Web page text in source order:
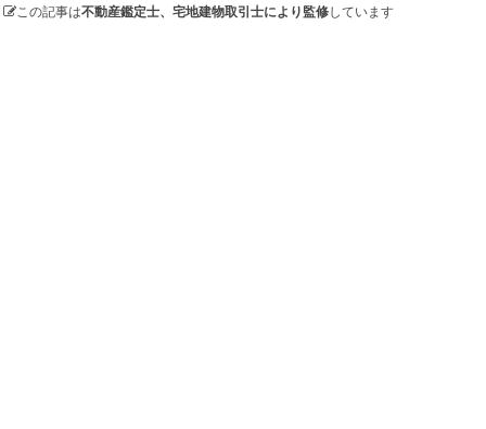
この記事は不動産鑑定士、宅地建物取引士により監修しています